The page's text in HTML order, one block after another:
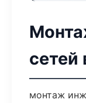
сетей
монтаж